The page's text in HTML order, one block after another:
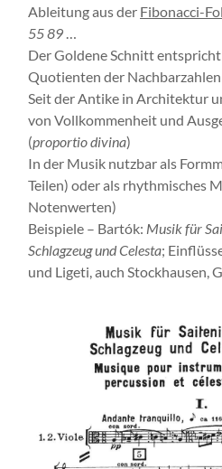
Ableitung aus der Fibonacci-
55 89 …
Der Goldene Schnitt
Quotienten der
Seit der Antike in Architektur
von Vollkommenheit und
(proportio divina)
In der Musik nutzbar als
Teilen) oder als rhythmisches
Notenwerten)
Beispiele – Bartók: Musik für
Schlagzeug und Celesta;
und Ligeti, auch Stockhausen,